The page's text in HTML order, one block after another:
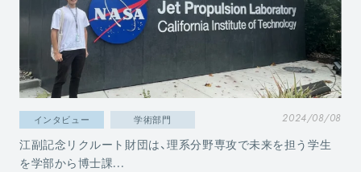
インタビュー 学術部門 2024/08/08
江副記念リクルート財団は、理系分野専攻で未来を担う学生
を学部から博士課...